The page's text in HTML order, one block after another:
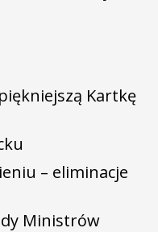
Kartkę
– eliminacje
Ministrów